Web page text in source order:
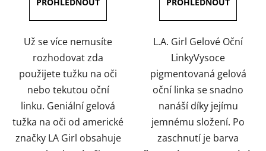
z
5
hvězdiček.
Už se více nemusíte
rozhodovat zda
použijete tužku na oči
nebo tekutou oční
linku. Geniální gelová
tužka na oči od americké
značky LA Girl obsahuje
z
5
hvězdiček.
L.A. Girl Gelové Oční
LinkyVysoce
pigmentovaná gelová
oční linka se snadno
nanáší díky jejímu
jemnému složení. Po
zaschnutí je barva